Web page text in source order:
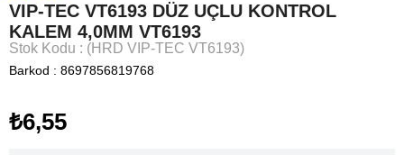
VIP-TEC VT6193 DÜZ UÇLU KONTROL
KALEM 4,0MM VT6193
Stok Kodu (HRD VIP-TEC VT6193)
Barkod : 8697856819768
₺6,55